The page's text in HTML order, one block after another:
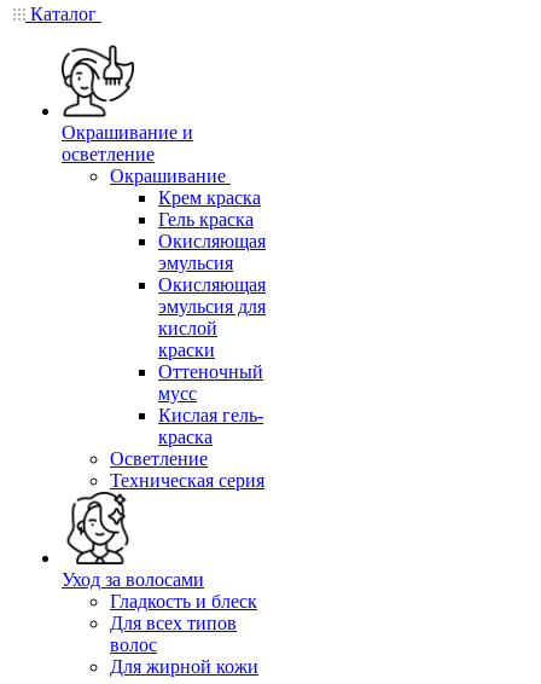
Каталог
Окрашивание и
осветление
Окрашивание
Крем краска
Гель краска
Окисляющая
эмульсия
Окисляющая
эмульсия для
кислой
краски
Оттеночный
мусс
Кислая гель-
краска
Осветление
Техническая серия
Уход за волосами
Гладкость и блеск
Для всех типов
волос
Для жирной кожи